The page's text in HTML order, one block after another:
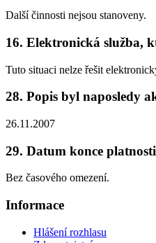
Další činnosti nejsou stanoveny.
16. Elektronická služba,
Tuto situaci nelze řešit
28. Popis byl naposledy
26.11.2007
29. Datum konce
Bez časového omezení.
Informace
Hlášení rozhlasu